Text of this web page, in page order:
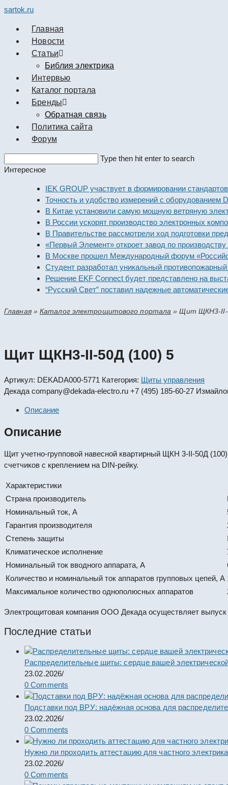
sartok.ru
Главная
Новости
Cтатьи
Библия электрика
Интервью
Каталог портала
Бренды
Обратная связь
Политика сайта
Форум
this
Type then hit enter to search
Интересное
IEK GROUP участвует в формировании стандартов
Точность и удобство измерений с оборудованием Dekraft
В Китае установили самую мощную ветряную
В России ускорят производство электронных
В Правительстве рассмотрели ход подготовки
«Первый Элемент» откроет завод по производству
В Москве прошел Международный форум «Российская
Студент разработал уникальный противопожарный
Решение EKF Connect будет представлено на выставке
“Русский Свет” поставил надежные автоматические
Главная»Каталог электрощитового портала »Щит ЩКН3-II-
Щит ЩКН3-II-50Д (100) 5
Артикул: DEKADA000-5771 Категория: Щиты управления
Декада company@dekada-electro.ru +7 (495) 185-60-27
Описание
Описание
Щит учетно-групповой навесной квартирный ЩКН 3-II-50Д
счетчиков с креплением на DIN-рейку.
Характеристики
Страна производитель
Номинальный ток, А
Гарантия производителя
Степень защиты
Климатическое исполнение
Номинальный ток вводного аппарата, А
Количество и номинальный ток аппаратов групповых цепей, А
Максимальное количество однополюсных аппаратов
Электрощитовая компания ООО Декада осуществляет
Последние статьи
Распределительные щиты: сердце вашей
23.02.2026/
0 Comments
Подставки под ВРУ: надёжная основа для
23.02.2026/
0 Comments
Нужно ли проходить аттестацию для частного
23.02.2026/
0 Comments